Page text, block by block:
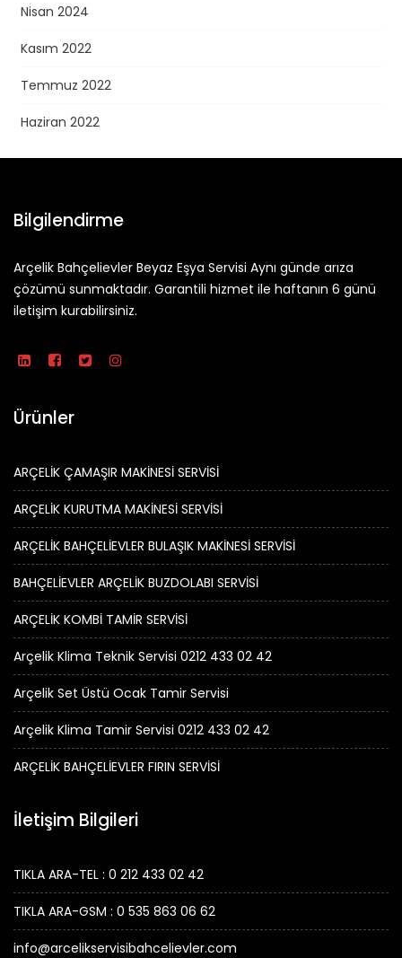
Nisan 2024
Kasım 2022
Temmuz 2022
Haziran 2022
Bilgilendirme
Arçelik Bahçelievler Beyaz Eşya Servisi Aynı günde arıza
çözümü sunmaktadır. Garantili hizmet ile haftanın 6 günü
iletişim kurabilirsiniz.
Ürünler
ARÇELİK ÇAMAŞIR MAKİNESİ SERVİSİ
ARÇELİK KURUTMA MAKİNESİ SERVİSİ
ARÇELİK BAHÇELİEVLER BULAŞIK MAKİNESİ SERVİSİ
BAHÇELİEVLER ARÇELİK BUZDOLABI SERVİSİ
ARÇELİK KOMBİ TAMİR SERVİSİ
Arçelik Klima Teknik Servisi 0212 433 02 42
Arçelik Set Üstü Ocak Tamir Servisi
Arçelik Klima Tamir Servisi 0212 433 02 42
ARÇELİK BAHÇELİEVLER FIRIN SERVİSİ
İletişim Bilgileri
TIKLA ARA-TEL : 0 212 433 02 42
TIKLA ARA-GSM : 0 535 863 06 62
info@arcelikservisibahcelievler.com